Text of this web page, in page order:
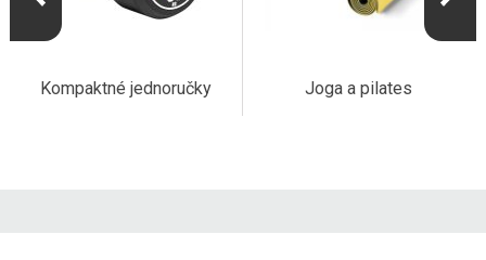
Kompaktné jednoručky Joga a pilates